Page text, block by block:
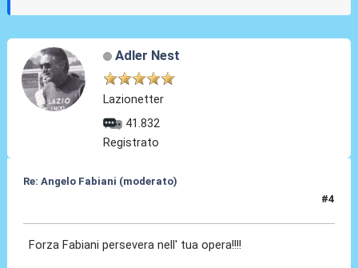
Adler Nest
Lazionetter
41.832
Registrato
Re: Angelo Fabiani (moderato)
#4
Forza Fabiani persevera nell' tua opera!!!!